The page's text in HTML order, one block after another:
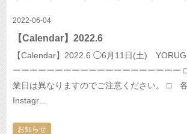
2022-06-04
【Calendar】2022.6
【Calendar】2022.6 ◯6月11日(土)
ーーーーーーーーーーーーーーーーーーー
業日は異なりますのでご注意ください。 □
Instagr…
お知らせ